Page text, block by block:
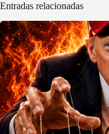
Entradas relacionadas